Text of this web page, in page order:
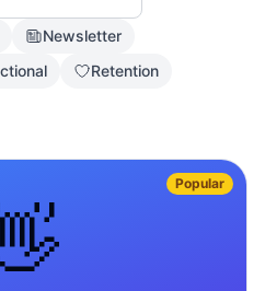
Newsletter
Retention
Popular